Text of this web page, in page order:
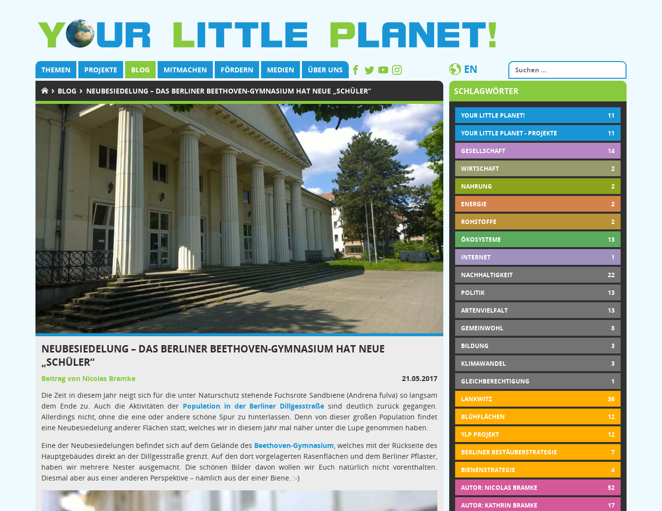
THEMEN PROJEKTE BLOG MITMACHEN FÖRDERN MEDIEN ÜBER UNS EN
› BLOG › NEUBESIEDELUNG – DAS BERLINER BEETHOVEN-GYMNASIUM HAT NEUE „SCHÜLER“
NEUBESIEDELUNG – DAS BERLINER BEETHOVEN-GYMNASIUM HAT NEUE
„SCHÜLER“
Beitrag von Nicolas Bramke
21.05.2017
Die Zeit in diesem Jahr neigt sich für die unter Naturschutz stehende Fuchsrote Sandbiene (Andrena fulva) so langsam
dem Ende zu. Auch die Aktivitäten der Population in der Berliner Dillgesstraße sind deutlich zurück gegangen.
Allerdings nicht, ohne die eine oder andere schöne Spur zu hinterlassen. Denn von dieser großen Population findet
eine Neubesiedelung anderer Flächen statt, welches wir in diesem Jahr mal näher unter die Lupe genommen haben.
Eine der Neubesiedelungen befindet sich auf dem Gelände des Beethoven-Gymnasium , welches mit der Rückseite des
Hauptgebäudes direkt an der Dillgesstraße grenzt. Auf den dort vorgelagerten Rasenflächen und dem Berliner Pflaster,
haben wir mehrere Nester ausgemacht. Die schönen Bilder davon wollen wir Euch natürlich nicht vorenthalten.
Diesmal aber aus einer anderen Perspektive – nämlich aus der einer Biene. :-)
SCHLAGWÖRTER
YOUR LITTLE PLANET! 11
YOUR LITTLE PLANET - PROJEKTE 11
GESELLSCHAFT 14
WIRTSCHAFT 2
NAHRUNG 2
ENERGIE 2
ROHSTOFFE 2
ÖKOSYSTEME 13
INTERNET 1
NACHHALTIGKEIT 22
POLITIK 13
ARTENVIELFALT 13
GEMEINWOHL 8
BILDUNG 3
KLIMAWANDEL 3
GLEICHBERECHTIGUNG 1
LANKWITZ 36
BLÜHFLÄCHEN 12
YLP PROJEKT 12
BERLINER BESTÄUBERSTRATEGIE 7
BIENENSTRATEGIE 4
AUTOR: NICOLAS BRAMKE 52
AUTOR: KATHRIN BRAMKE 17